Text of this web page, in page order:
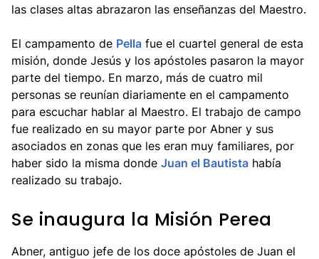
las clases altas abrazaron las enseñanzas del Maestro.
El campamento de Pella fue el cuartel general de esta
misión, donde Jesús y los apóstoles pasaron la mayor
parte del tiempo. En marzo, más de cuatro mil
personas se reunían diariamente en el campamento
para escuchar hablar al Maestro. El trabajo de campo
fue realizado en su mayor parte por Abner y sus
asociados en zonas que les eran muy familiares, por
haber sido la misma donde Juan el Bautista había
realizado su trabajo.
Se inaugura la Misión Perea
Abner, antiguo jefe de los doce apóstoles de Juan el